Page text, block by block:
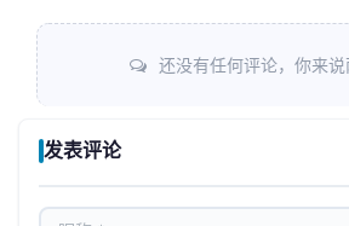
还没有任何评论，你来说
发表评论